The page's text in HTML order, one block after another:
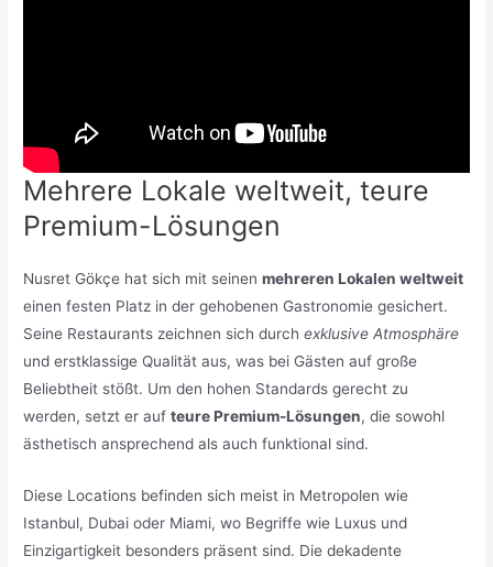
Mehrere Lokale weltweit, teure
Premium-Lösungen
Nusret Gökçe hat sich mit seinenmehreren Lokalen weltweit
einen festen Platz in der gehobenen Gastronomie gesichert.
Seine Restaurants zeichnen sich durchexklusive Atmosphäre
und erstklassige Qualität aus, was bei Gästen auf große
Beliebtheit stößt. Um den hohen Standards gerecht zu
werden, setzt er aufteure Premium-Lösungen, die sowohl
ästhetisch ansprechend als auch funktional sind.
Diese Locations befinden sich meist in Metropolen wie
Istanbul, Dubai oder Miami, wo Begriffe wie Luxus und
Einzigartigkeit besonders präsent sind. Die dekadente